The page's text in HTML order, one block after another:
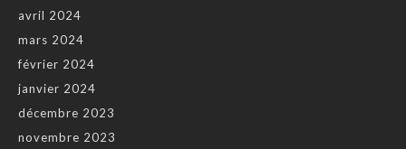
avril 2024
mars 2024
février 2024
janvier 2024
décembre 2023
novembre 2023